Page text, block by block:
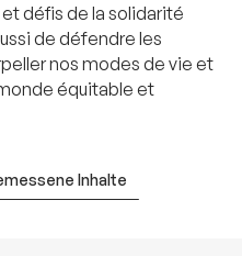
défis de la solidarité
de défendre les
nos modes de vie et
équitable et
Inhalte